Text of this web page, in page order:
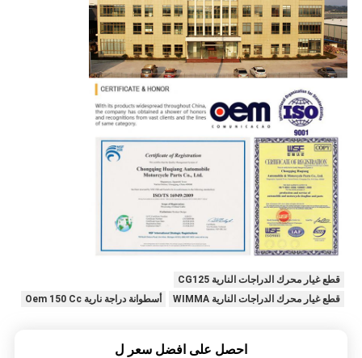
قطع غيار محرك الدراجات النارية CG125
قطع غيار محرك الدراجات النارية WIMMA
أسطوانة دراجة نارية Oem 150 Cc
احصل على افضل سعر ل